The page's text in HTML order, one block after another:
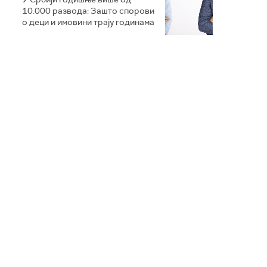
10.000 развода: Зашто спорови
о деци и имовини трају годинама